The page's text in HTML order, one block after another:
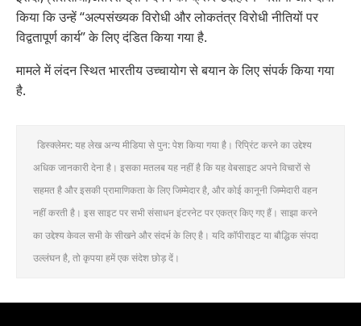
किया कि उन्हें “अल्पसंख्यक विरोधी और लोकतंत्र विरोधी नीतियों पर
विद्वतापूर्ण कार्य” के लिए दंडित किया गया है.
मामले में लंदन स्थित भारतीय उच्चायोग से बयान के लिए संपर्क किया गया
है.
डिस्क्लेमर: यह लेख अन्य मीडिया से पुन: पेश किया गया है। रिप्रिंट करने का उद्देश्य
अधिक जानकारी देना है। इसका मतलब यह नहीं है कि यह वेबसाइट अपने विचारों से
सहमत है और इसकी प्रामाणिकता के लिए जिम्मेदार है, और कोई कानूनी जिम्मेदारी वहन
नहीं करती है। इस साइट पर सभी संसाधन इंटरनेट पर एकत्र किए गए हैं। साझा करने
का उद्देश्य केवल सभी के सीखने और संदर्भ के लिए है। यदि कॉपीराइट या बौद्धिक संपदा
उल्लंघन है, तो कृपया हमें एक संदेश छोड़ दें।